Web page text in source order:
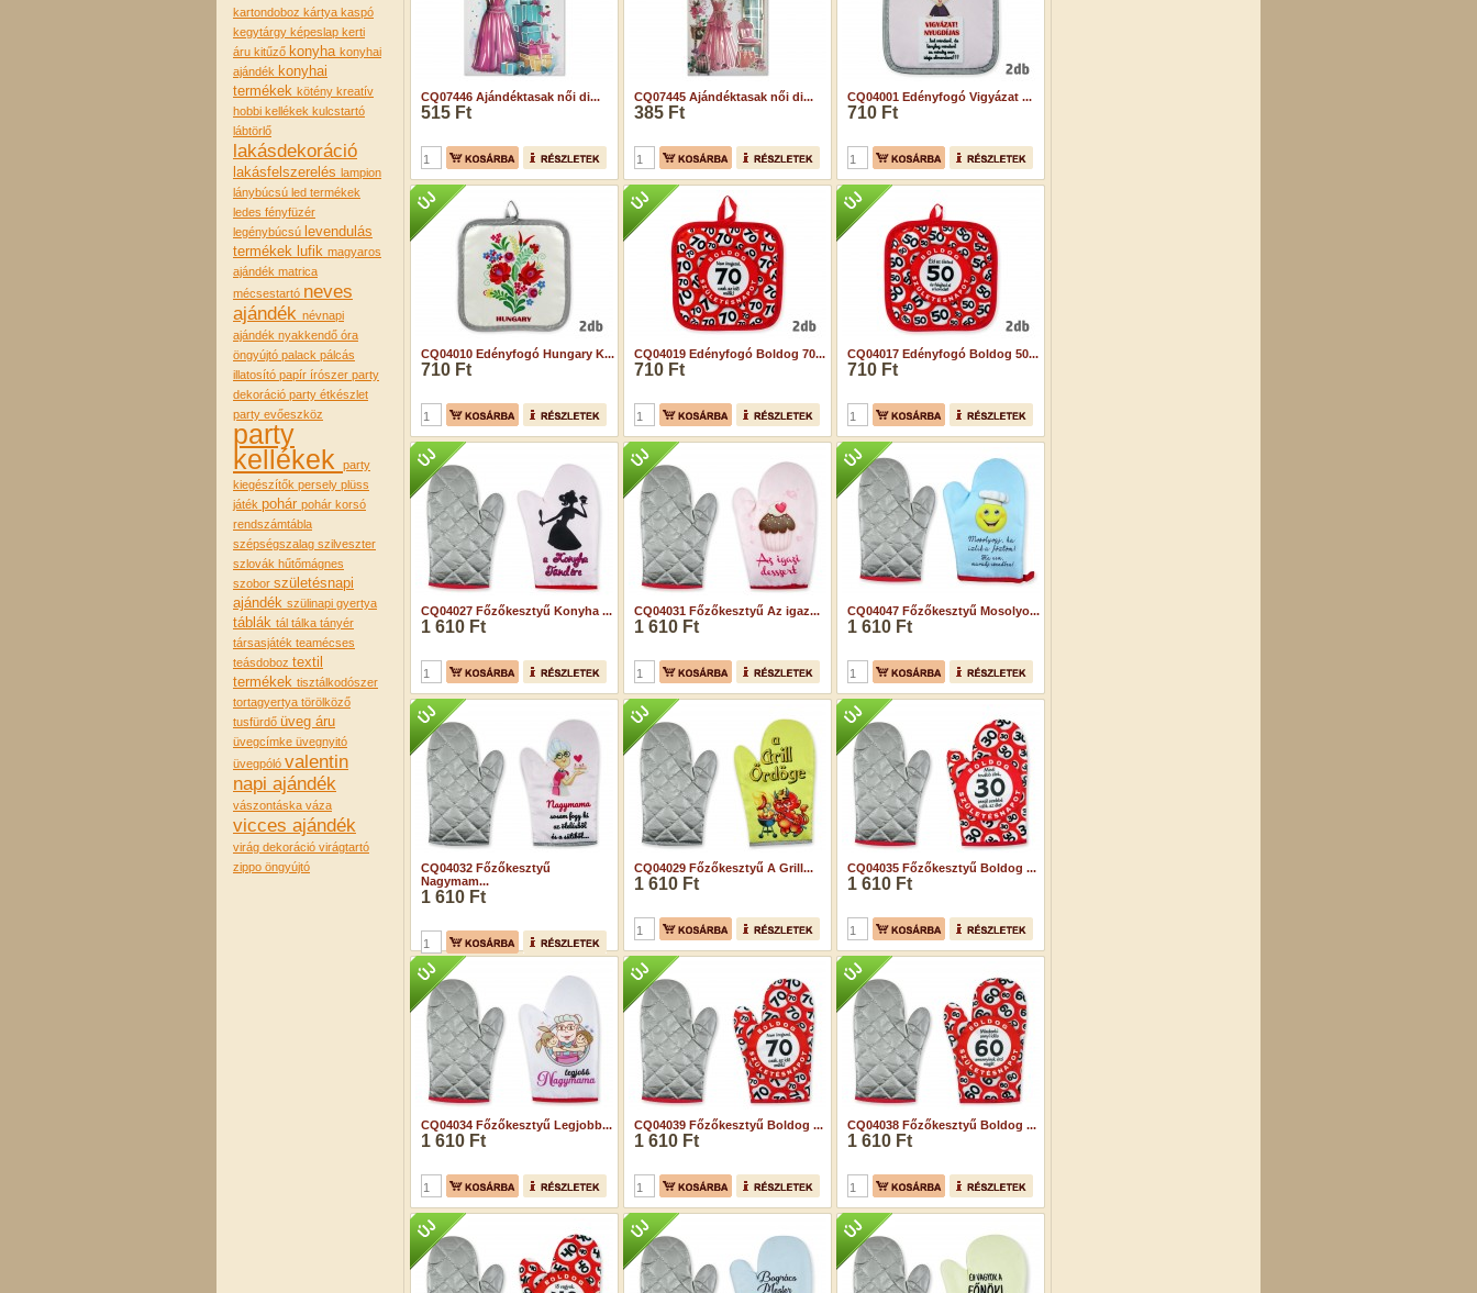
kartondoboz kártya kaspó
kegytárgy képeslap kerti
áru kitűző konyha konyhai
ajándék konyhai
termékek kötény kreatív
hobbi kellékek kulcstartó
lábtörlő
lakásdekoráció
lakásfelszerelés lampion
lánybúcsú led termékek
ledes fényfüzér
legénybúcsú levendulás
termékek lufik magyaros
ajándék matrica
mécsestartó neves
ajándék névnapi
ajándék nyakkendő óra
öngyújtó palack pálcás
illatosító papír írószer party
dekoráció party étkészlet
party evőeszköz
party
kellékek
party
kiegészítők persely plüss
játék pohár pohár korsó
rendszámtábla
szépségszalag szilveszter
szlovák hűtőmágnes
szobor születésnapi
ajándék szülinapi gyertya
táblák tál tálka tányér
társasjáték teamécses
teásdoboz textil
termékek tisztálkodószer
tortagyertya törölköző
tusfürdő üveg áru
üvegcímke üvegnyitó
üvegpóló valentin
napi ajándék
vászontáska váza
vicces ajándék
virág dekoráció virágtartó
zippo öngyújtó
CQ07446 Ajándéktasak női di...
515 Ft
CQ07445 Ajándéktasak női di...
385 Ft
CQ04001 Edényfogó Vigyázat ...
710 Ft
CQ04010 Edényfogó Hungary K...
710 Ft
CQ04019 Edényfogó Boldog 70...
710 Ft
CQ04017 Edényfogó Boldog 50...
710 Ft
CQ04027 Főzőkesztyű Konyha ...
1 610 Ft
CQ04031 Főzőkesztyű Az igaz...
1 610 Ft
CQ04047 Főzőkesztyű Mosolyo...
1 610 Ft
CQ04032 Főzőkesztyű
Nagymam...
1 610 Ft
CQ04029 Főzőkesztyű A Grill...
1 610 Ft
CQ04035 Főzőkesztyű Boldog ...
1 610 Ft
CQ04034 Főzőkesztyű Legjobb...
1 610 Ft
CQ04039 Főzőkesztyű Boldog ...
1 610 Ft
CQ04038 Főzőkesztyű Boldog ...
1 610 Ft